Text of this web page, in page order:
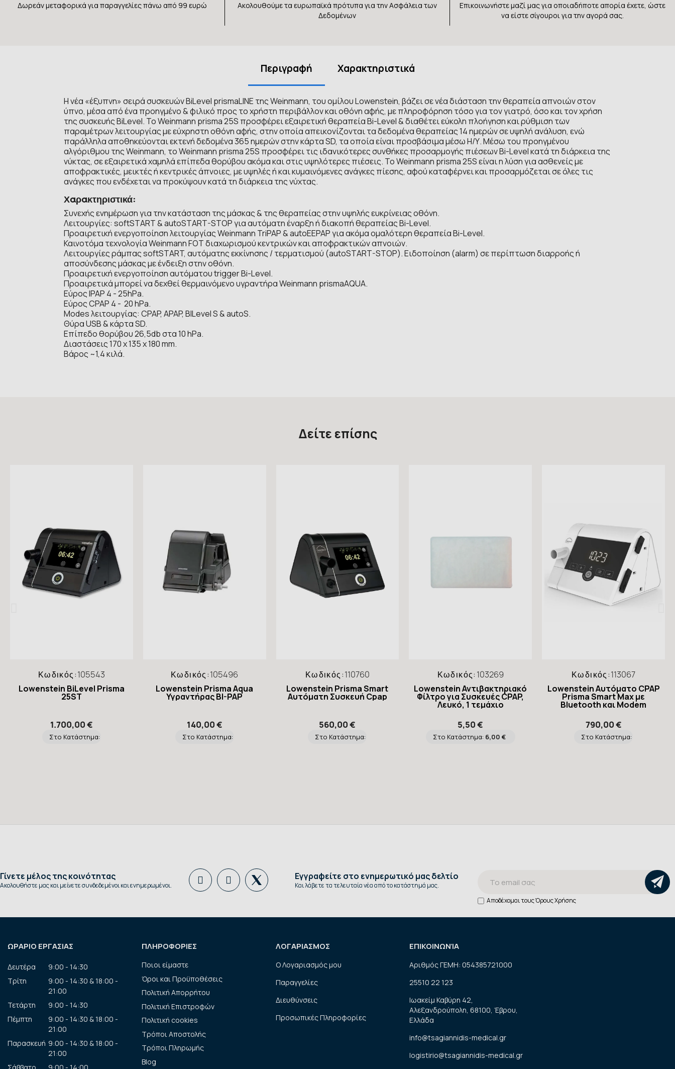
Δωρεάν μεταφορικά για παραγγελίες πάνω από 99 ευρώ
Ακολουθούμε τα ευρωπαϊκά πρότυπα για την Ασφάλεια των
Δεδομένων
Επικοινωνήστε μαζί μας για οποιαδήποτε απορία έχετε, ώστε
να είστε σίγουροι για την αγορά σας.
Περιγραφή Χαρακτηριστικά
Η νέα «έξυπνη» σειρά συσκευών BiLevel prismaLINE της Weinmann, του ομίλου Lowenstein, βάζει σε νέα διάσταση την θεραπεία απνοιών στον
ύπνο, μέσα από ένα προηγμένο & φιλικό προς το χρήστη περιβάλλον και οθόνη αφής, με πληροφόρηση τόσο για τον γιατρό, όσο και τον χρήση
της συσκευής BiLevel. To Weinmann prisma 25S προσφέρει εξαιρετική θεραπεία Bi-Level & διαθέτει εύκολη πλοήγηση και ρύθμιση των
παραμέτρων λειτουργίας με εύχρηστη οθόνη αφής, στην οποία απεικονίζονται τα δεδομένα θεραπείας 14 ημερών σε υψηλή ανάλυση, ενώ
παράλληλα αποθηκεύονται εκτενή δεδομένα 365 ημερών στην κάρτα SD, τα οποία είναι προσβάσιμα μέσω Η/Υ. Μέσω του προηγμένου
αλγόριθμου της Weinmann, το Weinmann prisma 25S προσφέρει τις ιδανικότερες συνθήκες προσαρμογής πιέσεων Bi-Level κατά τη διάρκεια της
νύκτας, σε εξαιρετικά χαμηλά επίπεδα θορύβου ακόμα και στις υψηλότερες πιέσεις. To Weinmann prisma 25S είναι η λύση για ασθενείς με
αποφρακτικές, μεικτές ή κεντρικές άπνοιες, με υψηλές ή και κυμαινόμενες ανάγκες πίεσης, αφού καταφέρνει και προσαρμόζεται σε όλες τις
ανάγκες που ενδέχεται να προκύψουν κατά τη διάρκεια της νύχτας.
Χαρακτηριστικά:
Συνεχής ενημέρωση για την κατάσταση της μάσκας & της θεραπείας στην υψηλής ευκρίνειας οθόνη.
Λειτουργίες: softSTART & autoSTART-STOP για αυτόματη έναρξη ή διακοπή θεραπείας Bi-Level.
Προαιρετική ενεργοποίηση λειτουργίας Weinmann TriPAP & autoEEPAP για ακόμα ομαλότερη θεραπεία Bi-Level.
Καινοτόμα τεχνολογία Weinmann FOT διαχωρισμού κεντρικών και αποφρακτικών απνοιών.
Λειτουργίες ράμπας softSTART, αυτόματης εκκίνησης / τερματισμού (autoSTART-STOP). Ειδοποίηση (alarm) σε περίπτωση διαρροής ή
αποσύνδεσης μάσκας με ένδειξη στην οθόνη.
Προαιρετική ενεργοποίηση αυτόματου trigger Bi-Level.
Προαιρετικά μπορεί να δεχθεί θερμαινόμενο υγραντήρα Weinmann prismaAQUA.
Εύρος IPAP 4 - 25hPa.
Εύρος CPAP 4 - 20 hPa.
Modes λειτουργίας: CPAP, APAP, BILevel S & autoS.
Θύρα USB & κάρτα SD.
Επίπεδο θορύβου 26,5db στα 10 hPa.
Διαστάσεις 170 x 135 x 180 mm.
Βάρος ~1,4 κιλά.
Δείτε επίσης
Κωδικός:105543
Lowenstein BiLevel Prisma
25SΤ
1.700,00 €
Στο Κατάστημα:
Κωδικός:105496
Lowenstein Prisma Aqua
Υγραντήρας BI-PAP
140,00 €
Στο Κατάστημα:
Κωδικός:110760
Lowenstein Prisma Smart
Αυτόματη Συσκευή Cpap
560,00 €
Στο Κατάστημα:
Κωδικός: 103269
Lowenstein Αντιβακτηριακό
Φίλτρο για Συσκευές CPAP,
Λευκό, 1 τεμάχιο
5,50 €
Στο Κατάστημα: 6,00 €
Κωδικός:113067
Lowenstein Αυτόματο CPAP
Prisma Smart Max με
Bluetooth και Modem
790,00 €
Στο Κατάστημα:
Γίνετε μέλος της κοινότητας
Ακολουθήστε μας και μείνετε συνδεδεμένοι και ενημερωμένοι.
Εγγραφείτε στο ενημερωτικό μας δελτίο
Και λάβετε τα τελευταία νέα από το κατάστημά μας.
Αποδέχομαι τουςΌρους Χρήσης
ΩΡΑΡΙΟ ΕΡΓΑΣΙΑΣ
Δευτέρα
9:00 - 14:30
Τρίτη
9:00 - 14:30 & 18:00 -
21:00
Τετάρτη
9:00 - 14:30
Πέμπτη
9:00 - 14:30 & 18:00 -
21:00
Παρασκευή 9:00 - 14:30 & 18:00 -
21:00
ΠΛΗΡΟΦΟΡΙΕΣ
Ποιοι είμαστε
Όροι και Προϋποθέσεις
Πολιτική Απορρήτου
Πολιτική Επιστροφών
Πολιτική cookies
Τρόποι Αποστολής
Τρόποι Πληρωμής
Blog
ΛΟΓΑΡΙΑΣΜΟΣ
Ο Λογαριασμός μου
Παραγγελίες
Διευθύνσεις
Προσωπικές Πληροφορίες
ΕΠΙΚΟΙΝΩΝΊΑ
Αριθμός ΓΕΜΗ: 054385721000
25510 22 123
Ιωακείμ Καβύρη 42,
Αλεξανδρούπολη, 68100, Έβρου,
Ελλάδα
info@tsagiannidis-medical.gr
logistirio@tsagiannidis-medical.gr